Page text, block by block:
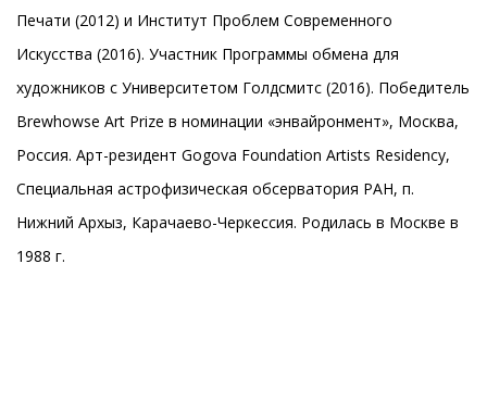
Печати (2012) и Институт Проблем Современного
Искусства (2016). Участник Программы обмена для
художников с Университетом Голдсмитс (2016). Победитель
Brewhowse Art Prize в номинации «энвайронмент», Москва,
Россия. Арт-резидент Gogova Foundation Artists Residency,
Специальная астрофизическая обсерватория РАН, п.
Нижний Архыз, Карачаево-Черкессия. Родилась в Москве в
1988 г.